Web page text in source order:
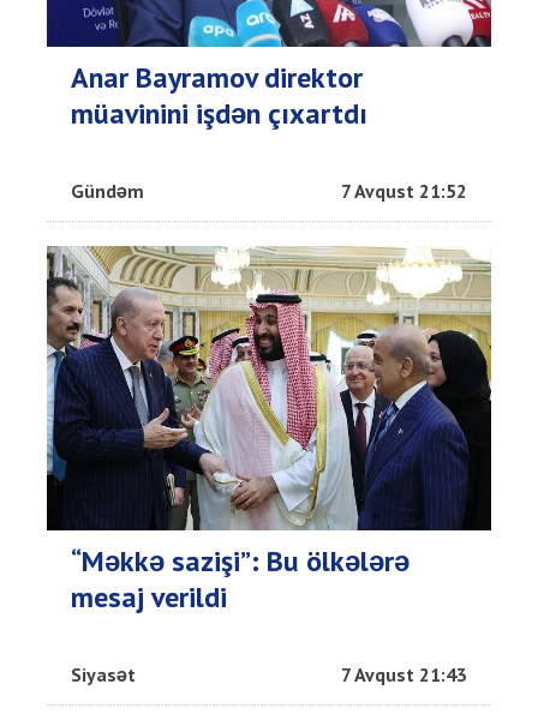
Anar Bayramov direktor
müavinini işdən çıxartdı
Gündəm 7 Avqust 21:52
“Məkkə sazişi”: Bu ölkələrə
mesaj verildi
Siyasət 7 Avqust 21:43